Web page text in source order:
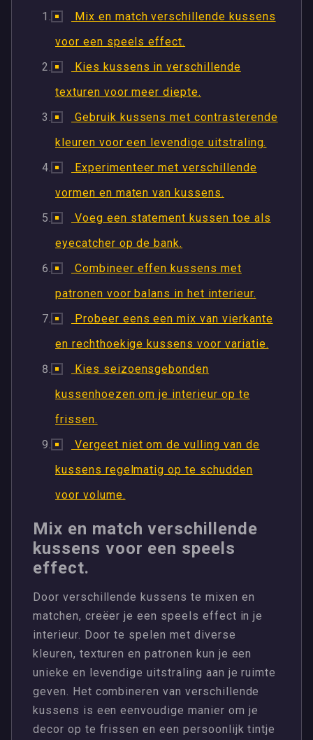
Mix en match verschillende kussens
voor een speels effect.
Kies kussens in verschillende
texturen voor meer diepte.
Gebruik kussens met contrasterende
kleuren voor een levendige uitstraling.
Experimenteer met verschillende
vormen en maten van kussens.
Voeg een statement kussen toe als
eyecatcher op de bank.
Combineer effen kussens met
patronen voor balans in het interieur.
Probeer eens een mix van vierkante
en rechthoekige kussens voor variatie.
Kies seizoensgebonden
kussenhoezen om je interieur op te
frissen.
Vergeet niet om de vulling van de
kussens regelmatig op te schudden
voor volume.
Mix en match verschillende
kussens voor een speels
effect.
Door verschillende kussens te mixen en
matchen, creëer je een speels effect in je
interieur. Door te spelen met diverse
kleuren, texturen en patronen kun je een
unieke en levendige uitstraling aan je ruimte
geven. Het combineren van verschillende
kussens is een eenvoudige manier om je
decor op te frissen en een persoonlijk tintje